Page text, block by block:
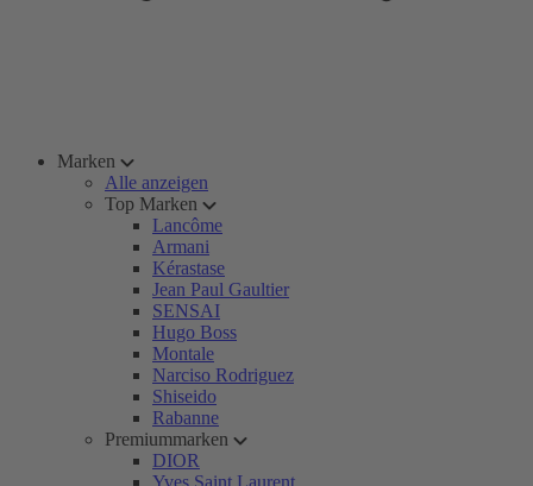
Marken
Alle anzeigen
Top Marken
Lancôme
Armani
Kérastase
Jean Paul Gaultier
SENSAI
Hugo Boss
Montale
Narciso Rodriguez
Shiseido
Rabanne
Premiummarken
DIOR
Yves Saint Laurent